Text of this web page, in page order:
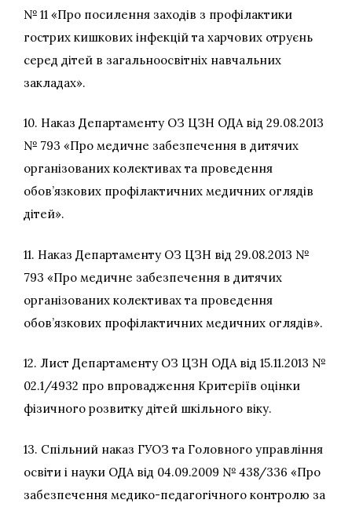
№ 11 «Про посилення заходів з профілактики
гострих кишкових інфекцій та харчових отруєнь
серед дітей в загальноосвітніх навчальних
закладах».
10. Наказ Департаменту ОЗ ЦЗН ОДА від 29.08.2013
№ 793 «Про медичне забезпечення в дитячих
організованих колективах та проведення
обов’язкових профілактичних медичних оглядів
дітей».
11. Наказ Департаменту ОЗ ЦЗН від 29.08.2013 №
793 «Про медичне забезпечення в дитячих
організованих колективах та проведення
обов’язкових профілактичних медичних оглядів».
12. Лист Департаменту ОЗ ЦЗН ОДА від 15.11.2013 №
02.1/4932 про впровадження Критеріїв оцінки
фізичного розвитку дітей шкільного віку.
13. Спільний наказ ГУОЗ та Головного управління
освіти і науки ОДА від 04.09.2009 № 438/336 «Про
забезпечення медико-педагогічного контролю за